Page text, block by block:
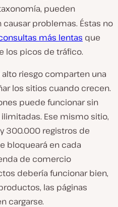
pueden
problemas. Éstas no
más lentas que
los picos de tráfico.
riesgo comparten una
los sitios cuando crecen.
puede funcionar sin
Ese mismo sitio,
300.000 registros de
bloqueará en cada
de comercio
debería funcionar bien,
las páginas
cargarse.